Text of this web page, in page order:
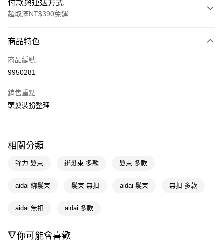
付款與運送方式
超取滿NT$390免運
POYA支付
信用卡一次付款
LINE Pay
街口支付
相關說明
便利好安心！
商品特色
商品編號
9950281
銷售重點
頭髮裝扮整理
相關分類
彈力 髮束 綁髮束 多款 髮束 多款
aidai 綁髮束 髮束 無扣 aidai 髮束 無扣 多款
aidai 無扣 aidai 多款
🔻你可能會喜歡